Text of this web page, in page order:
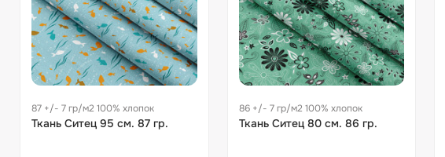
87 +/- 7 гр/м2 100% хлопок
Ткань Ситец 95 см. 87 гр.
86 +/- 7 гр/м2 100% хлопок
Ткань Ситец 80 см. 86 гр.